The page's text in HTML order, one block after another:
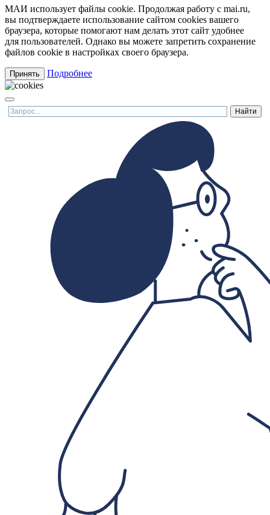
МАИ использует файлы cookie. Продолжая работу с mai.ru,
вы подтверждаете использование сайтом cookies вашего
браузера, которые помогают нам делать этот сайт удобнее
для пользователей. Однако вы можете запретить сохранение
файлов cookie в настройках своего браузера.
Принять Подробнее